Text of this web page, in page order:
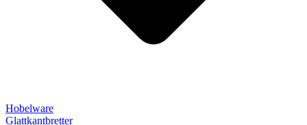
Hobelware
Glattkantbretter